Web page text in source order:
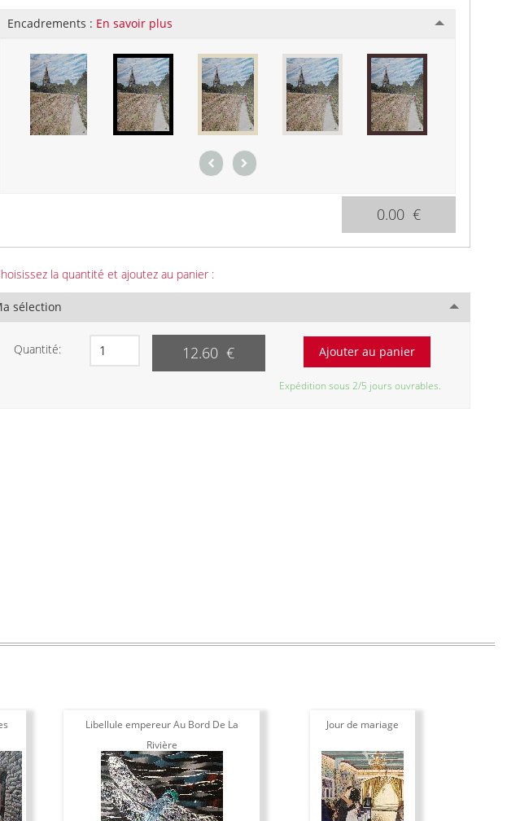
Encadrements : En savoir plus
0.00 €
la quantité et ajoutez au panier :
sélection
Quantité: 12.60 €
Expédition sous 2/5 jours ouvrables.
Libellule empereur Au Bord De La
Rivière
Jour de mariage